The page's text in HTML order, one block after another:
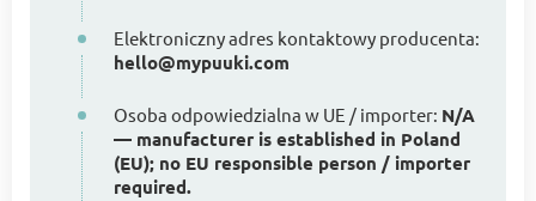
Elektroniczny adres kontaktowy producenta:
hello@mypuuki.com
Osoba odpowiedzialna w UE / importer: N/A
— manufacturer is established in Poland
(EU); no EU responsible person / importer
required.